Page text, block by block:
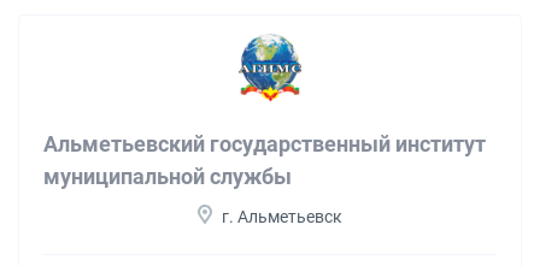
Альметьевский государственный институт
муниципальной службы
г. Альметьевск